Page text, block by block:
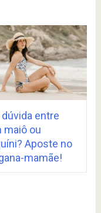
dúvida entre
maiô ou
Aposte no
mamãe!